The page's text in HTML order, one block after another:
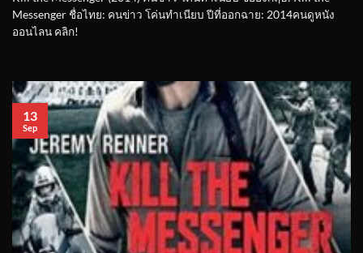
Messenger ชื่อไทย: คนข่าว โค่นทำเนียบ ปีที่ออกฉาย: 2014คนดูหนัง
ออนไลน คลิก!
13
Sep